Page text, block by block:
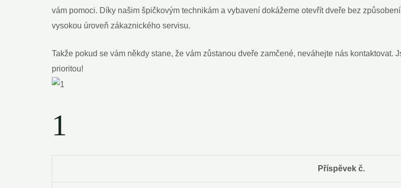
vám pomoci. Díky našim špičkovým technikám a vybavení dokážeme otevřít dveře bez
vysokou úroveň zákaznického servisu.
Takže pokud se vám​ někdy stane, že vám zůstanou dveře ​zamčené, neváhejte nás kontaktovat.
prioritou!
1
Příspěvek č.